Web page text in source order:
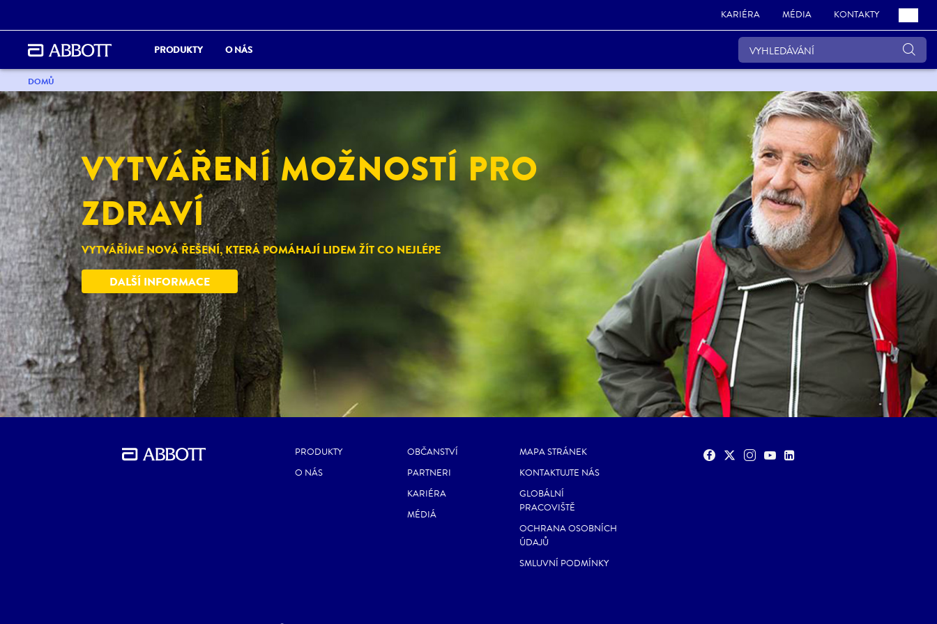
KARIÉRA MÉDIA KONTAKTY
PRODUKTY O NÁS
DOMŮ
VYTVÁŘENÍ MOŽNOSTÍ PRO
ZDRAVÍ
VYTVÁŘÍME NOVÁ ŘEŠENÍ, KTERÁ POMÁHAJÍ LIDEM ŽÍT CO NEJLÉPE
DALŠÍ INFORMACE
PRODUKTY
O NÁS
OBČANSTVÍ
PARTNERI
KARIÉRA
MÉDIÁ
MAPA STRÁNEK
KONTAKTUJTE NÁS
GLOBÁLNÍ
PRACOVIŠTĚ
OCHRANA OSOBNÍCH
ÚDAJŮ
SMLUVNÍ PODMÍNKY